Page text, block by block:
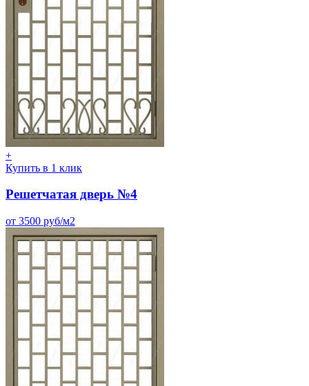
+
Купить в 1 клик
Решетчатая дверь №4
от 3500 руб/м2